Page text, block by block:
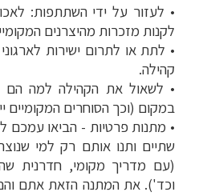
• לעזור על ידי השתתפות:
לקנות מזכרות מהיצרנים
• לתת או לתרום ישירות
קהילה.
• לשאול את הקהילה למה הם
במקום (וכך הסוחרים המקומיים
• מתנות פרטיות - הביאו עמכם
שתיים ותנו אותם רק למי
(עם מדריך מקומי, חדרנית
וכד'). את המתנה הזאת אתם והם